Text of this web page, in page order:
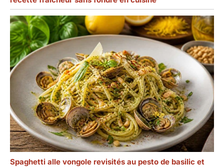
Spaghetti alle vongole revisités au pesto de basilic et